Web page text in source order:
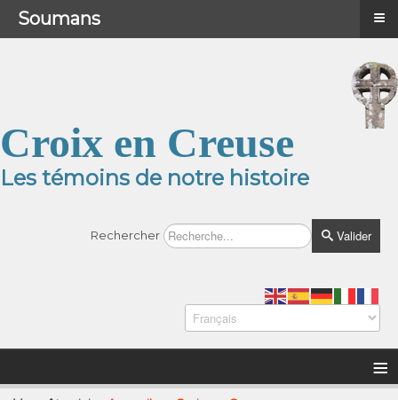
Croix en Creuse
Les témoins de notre histoire
Rechercher Valider
≡
Menu ≡
Soumans ≡